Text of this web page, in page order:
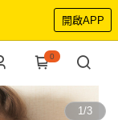
開啟APP
0
1/3